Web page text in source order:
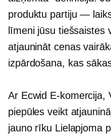
produktu partiju —
līmeni jūsu tiešsaistes
atjaunināt cenas
izpārdošana, kas
Ar Ecwid E-komercija,
piepūles veikt
jauno rīku Lielapjoma